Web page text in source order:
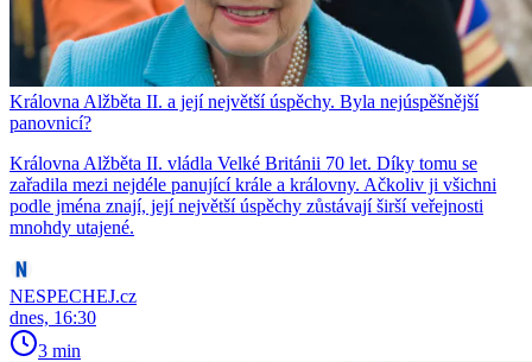
Královna Alžběta II. a její největší úspěchy. Byla nejúspěšnější
panovnicí?
Královna Alžběta II. vládla Velké Británii 70 let. Díky tomu se
zařadila mezi nejdéle panující krále a královny. Ačkoliv ji všichni
podle jména znají, její největší úspěchy zůstávají širší veřejnosti
mnohdy utajené.
NESPECHEJ.cz
dnes, 16:30
3 min